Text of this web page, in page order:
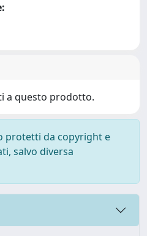
a questo prodotto.
protetti da copyright e
salvo diversa